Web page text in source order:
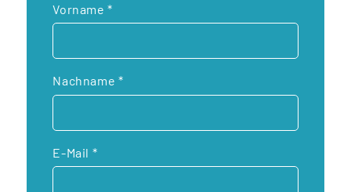
Vorname*
Nachname*
E-Mail *